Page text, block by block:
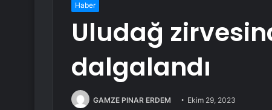
Haber
Uludağ
dalgalandı
GAMZE PINAR ERDEM Ekim 29, 2023